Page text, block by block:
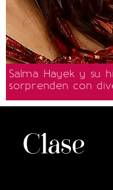
Salma Hayek y su
sorprenden con